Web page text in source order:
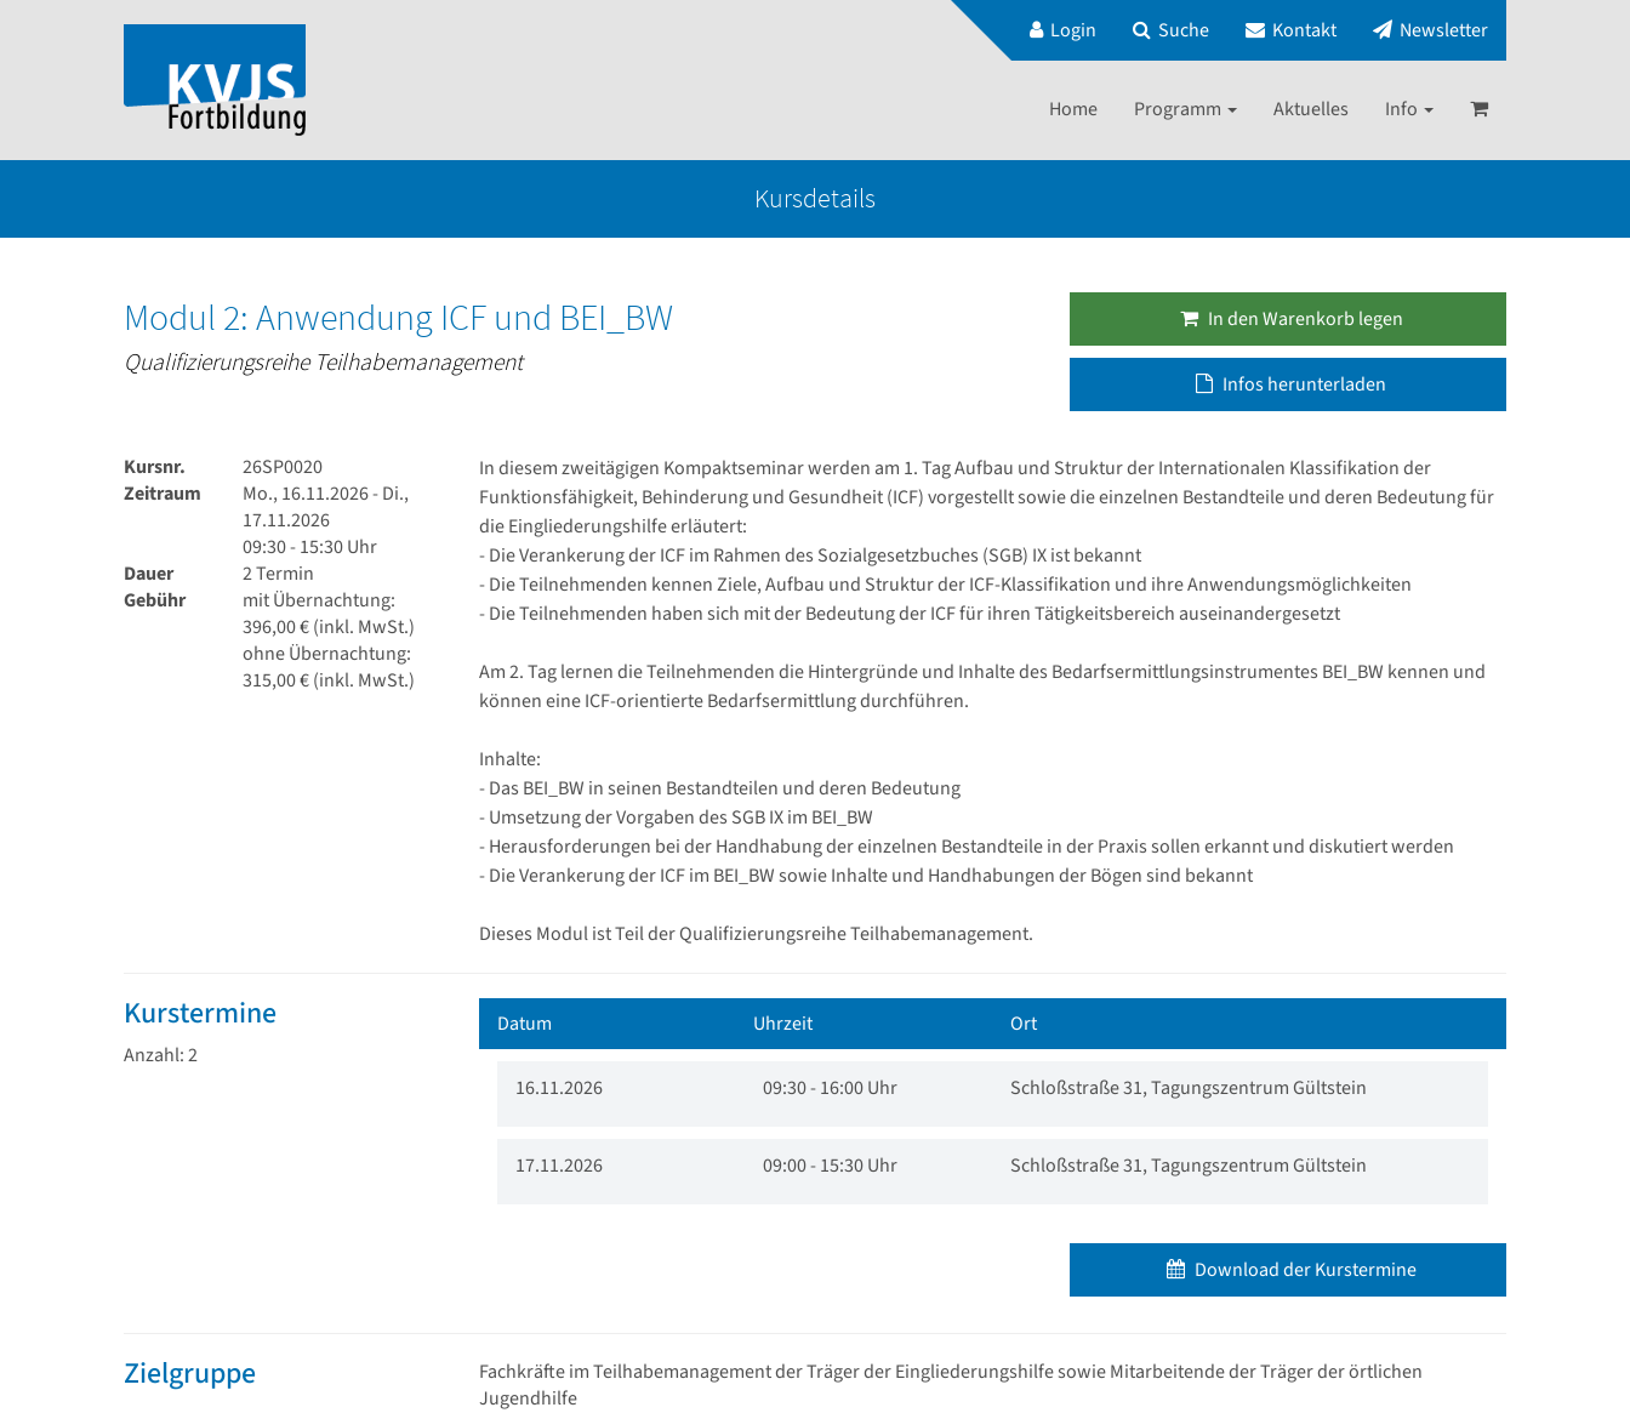
Login Suche Kontakt Newsletter
Home Programm Aktuelles Info
Kursdetails
Modul 2: Anwendung ICF und BEI_BW
Qualifizierungsreihe Teilhabemanagement
In den Warenkorb legen
Infos herunterladen
Kursnr.
26SP0020
Zeitraum
Mo., 16.11.2026 - Di.,
17.11.2026
09:30 - 15:30 Uhr
Dauer
2 Termin
Gebühr
mit Übernachtung:
396,00 € (inkl. MwSt.)
ohne Übernachtung:
315,00 € (inkl. MwSt.)
In diesem zweitägigen Kompaktseminar werden am 1. Tag Aufbau und Struktur der Internationalen Klassifikation der
Funktionsfähigkeit, Behinderung und Gesundheit (ICF) vorgestellt sowie die einzelnen Bestandteile und deren Bedeutung für
die Eingliederungshilfe erläutert:
- Die Verankerung der ICF im Rahmen des Sozialgesetzbuches (SGB) IX ist bekannt
- Die Teilnehmenden kennen Ziele, Aufbau und Struktur der ICF-Klassifikation und ihre Anwendungsmöglichkeiten
- Die Teilnehmenden haben sich mit der Bedeutung der ICF für ihren Tätigkeitsbereich auseinandergesetzt
Am 2. Tag lernen die Teilnehmenden die Hintergründe und Inhalte des Bedarfsermittlungsinstrumentes BEI_BW kennen und
können eine ICF-orientierte Bedarfsermittlung durchführen.
Inhalte:
- Das BEI_BW in seinen Bestandteilen und deren Bedeutung
- Umsetzung der Vorgaben des SGB IX im BEI_BW
- Herausforderungen bei der Handhabung der einzelnen Bestandteile in der Praxis sollen erkannt und diskutiert werden
- Die Verankerung der ICF im BEI_BW sowie Inhalte und Handhabungen der Bögen sind bekannt
Dieses Modul ist Teil der Qualifizierungsreihe Teilhabemanagement.
Kurstermine
Anzahl: 2
Datum Uhrzeit Ort
16.11.2026 09:30 - 16:00 Uhr Schloßstraße 31, Tagungszentrum Gültstein
17.11.2026 09:00 - 15:30 Uhr Schloßstraße 31, Tagungszentrum Gültstein
Download der Kurstermine
Zielgruppe
Fachkräfte im Teilhabemanagement der Träger der Eingliederungshilfe sowie Mitarbeitende der Träger der örtlichen
Jugendhilfe